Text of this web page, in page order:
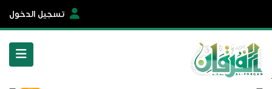
تسجيل الدخول